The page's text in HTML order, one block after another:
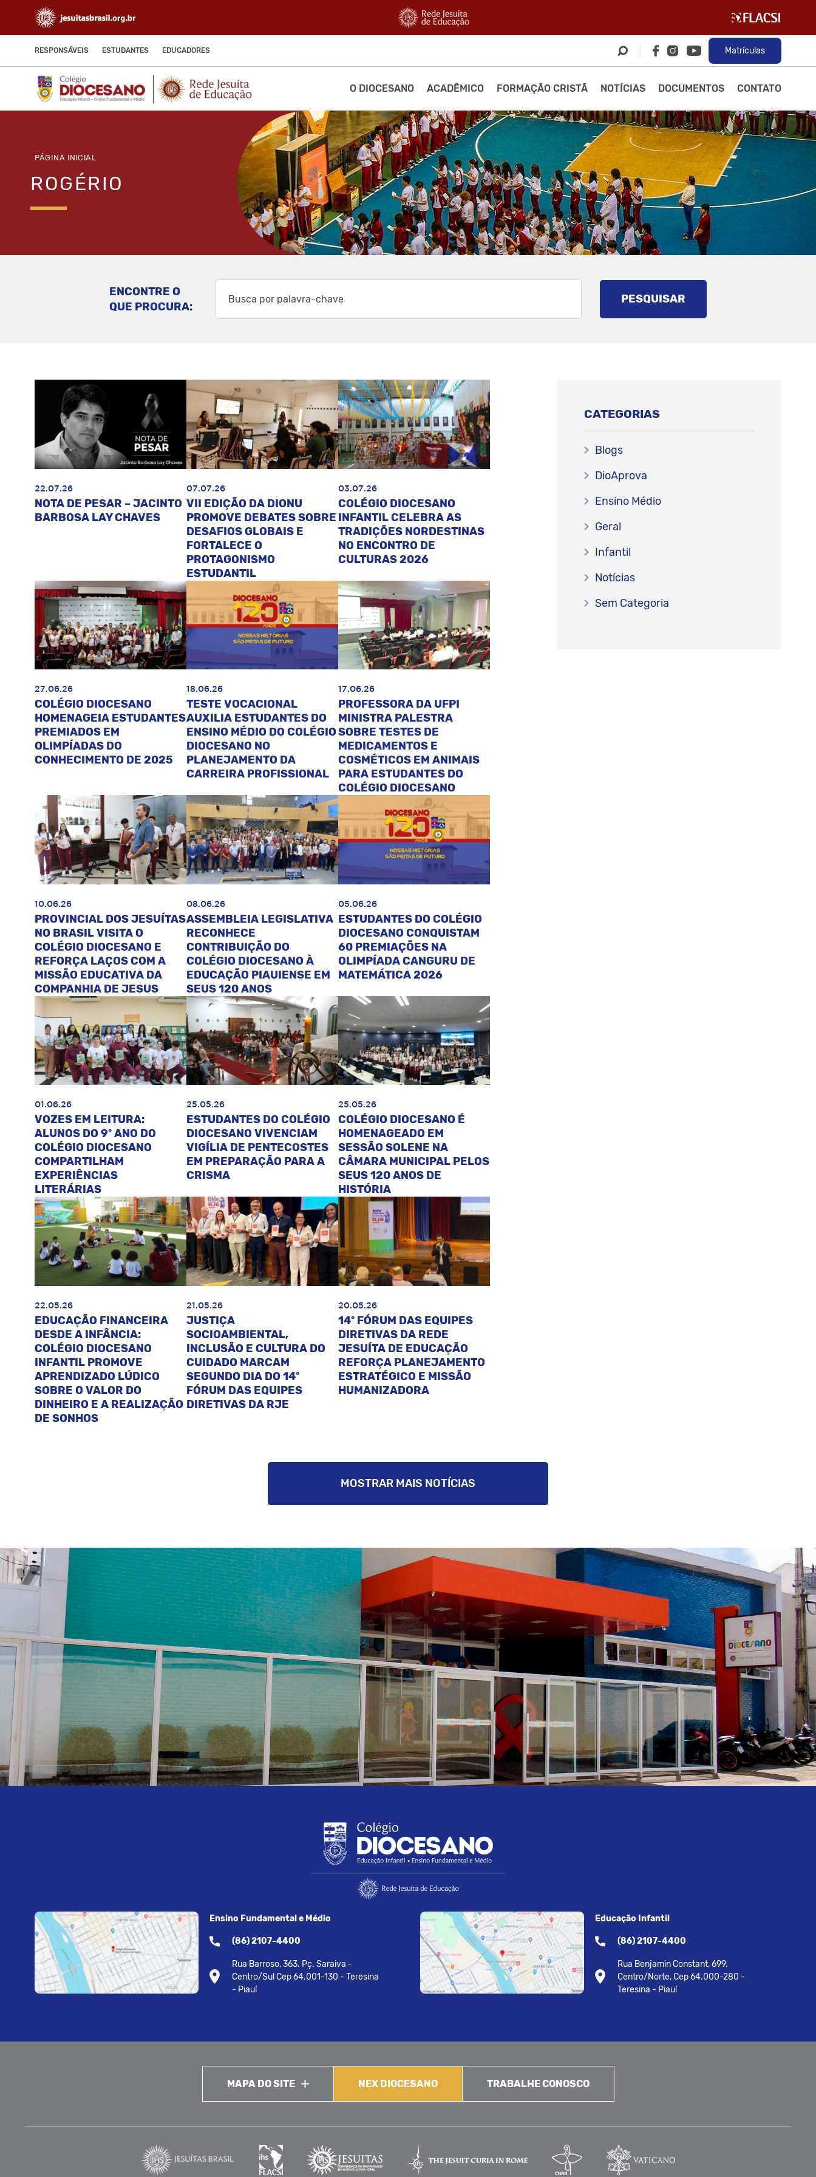
RESPONSÁVEIS ESTUDANTES EDUCADORES Matrículas
O DIOCESANO ACADÊMICO FORMAÇÃO CRISTÃ NOTÍCIAS DOCUMENTOS CONTATO
PÁGINA INICIAL
ROGÉRIO
ENCONTRE O
QUE PROCURA:
PESQUISAR
22.07.26
NOTA DE PESAR – JACINTO
BARBOSA LAY CHAVES
07.07.26
VII EDIÇÃO DA DIONU
PROMOVE DEBATES SOBRE
DESAFIOS GLOBAIS E
FORTALECE O
PROTAGONISMO
ESTUDANTIL
03.07.26
COLÉGIO DIOCESANO
INFANTIL CELEBRA AS
TRADIÇÕES NORDESTINAS
NO ENCONTRO DE
CULTURAS 2026
27.06.26
COLÉGIO DIOCESANO
HOMENAGEIA ESTUDANTES
PREMIADOS EM
OLIMPÍADAS DO
CONHECIMENTO DE 2025
18.06.26
TESTE VOCACIONAL
AUXILIA ESTUDANTES DO
ENSINO MÉDIO DO COLÉGIO
DIOCESANO NO
PLANEJAMENTO DA
CARREIRA PROFISSIONAL
17.06.26
PROFESSORA DA UFPI
MINISTRA PALESTRA
SOBRE TESTES DE
MEDICAMENTOS E
COSMÉTICOS EM ANIMAIS
PARA ESTUDANTES DO
COLÉGIO DIOCESANO
10.06.26
PROVINCIAL DOS JESUÍTAS
NO BRASIL VISITA O
COLÉGIO DIOCESANO E
REFORÇA LAÇOS COM A
MISSÃO EDUCATIVA DA
COMPANHIA DE JESUS
08.06.26
ASSEMBLEIA LEGISLATIVA
RECONHECE
CONTRIBUIÇÃO DO
COLÉGIO DIOCESANO À
EDUCAÇÃO PIAUIENSE EM
SEUS 120 ANOS
05.06.26
ESTUDANTES DO COLÉGIO
DIOCESANO CONQUISTAM
60 PREMIAÇÕES NA
OLIMPÍADA CANGURU DE
MATEMÁTICA 2026
01.06.26
VOZES EM LEITURA:
ALUNOS DO 9º ANO DO
COLÉGIO DIOCESANO
COMPARTILHAM
EXPERIÊNCIAS
LITERÁRIAS
25.05.26
ESTUDANTES DO COLÉGIO
DIOCESANO VIVENCIAM
VIGÍLIA DE PENTECOSTES
EM PREPARAÇÃO PARA A
CRISMA
25.05.26
COLÉGIO DIOCESANO É
HOMENAGEADO EM
SESSÃO SOLENE NA
CÂMARA MUNICIPAL PELOS
SEUS 120 ANOS DE
HISTÓRIA
22.05.26
EDUCAÇÃO FINANCEIRA
DESDE A INFÂNCIA:
COLÉGIO DIOCESANO
INFANTIL PROMOVE
APRENDIZADO LÚDICO
SOBRE O VALOR DO
DINHEIRO E A REALIZAÇÃO
DE SONHOS
21.05.26
JUSTIÇA
SOCIOAMBIENTAL,
INCLUSÃO E CULTURA DO
CUIDADO MARCAM
SEGUNDO DIA DO 14º
FÓRUM DAS EQUIPES
DIRETIVAS DA RJE
20.05.26
14º FÓRUM DAS EQUIPES
DIRETIVAS DA REDE
JESUÍTA DE EDUCAÇÃO
REFORÇA PLANEJAMENTO
ESTRATÉGICO E MISSÃO
HUMANIZADORA
CATEGORIAS
Blogs
DioAprova
Ensino Médio
Geral
Infantil
Notícias
Sem Categoria
MOSTRAR MAIS NOTÍCIAS
Ensino Fundamental e Médio
(86) 2107-4400
Rua Barroso, 363. Pç. Saraiva -
Centro/Sul Cep 64.001-130 - Teresina
- Piauí
Educação Infantil
(86) 2107-4400
Rua Benjamin Constant, 699.
Centro/Norte, Cep 64.000-280 -
Teresina - Piauí
MAPA DO SITE NEX DIOCESANO TRABALHE CONOSCO